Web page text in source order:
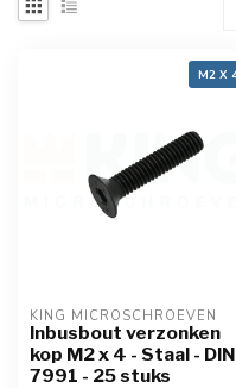
M2 X
KING MICROSCHROEVEN
Inbusbout verzonken
kop M2 x 4 - Staal - DIN
7991 - 25 stuks